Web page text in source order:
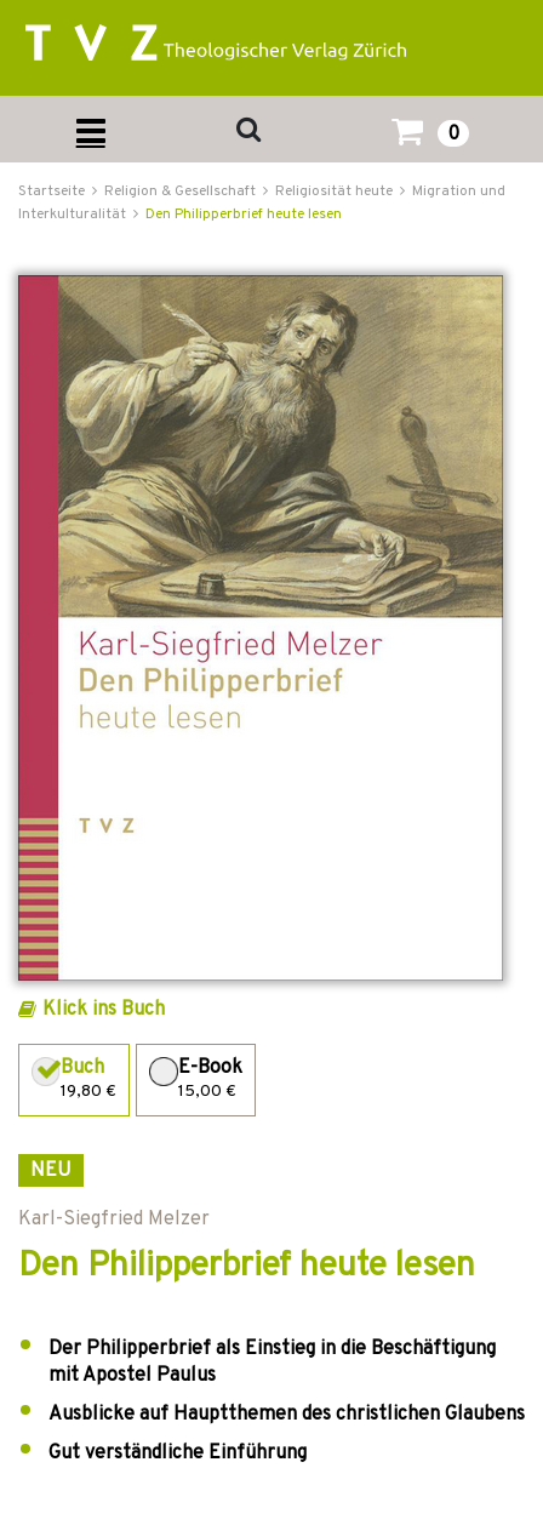
0
Startseite Religion & Gesellschaft Religiosität heute
Migration und
Interkulturalität
Den Philipperbrief heute lesen
Klick ins Buch
Buch
19,80 €
E-Book
15,00 €
NEU
Karl-Siegfried Melzer
Den Philipperbrief heute lesen
Der Philipperbrief als Einstieg in die Beschäftigung
mit Apostel Paulus
Ausblicke auf Hauptthemen des christlichen Glaubens
Gut verständliche Einführung